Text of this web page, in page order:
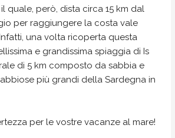
quale, però, dista circa 15 km dal
per raggiungere la costa vale
una volta ricoperta questa
e grandissima spiaggia di Is
di 5 km composto da sabbia e
più grandi della Sardegna in
per le vostre vacanze al mare!